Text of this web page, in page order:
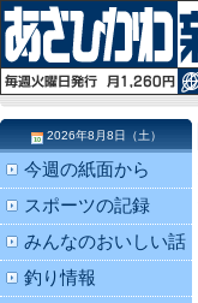
2026年8月8日（土）
今週の紙面から
スポーツの記録
みんなのおいしい話
釣り情報